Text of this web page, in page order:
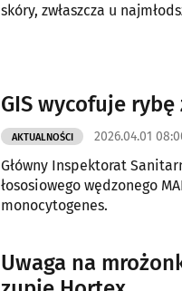
skóry, zwłaszcza u
GIS wycofuje
AKTUALNOŚCI 2026.04.01
Główny Inspektorat
łososiowego wędzonego
monocytogenes.
Uwaga na